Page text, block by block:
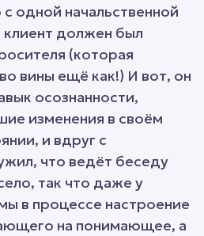
одной начальственной
должен был
(которая
вины ещё как!) И вот, он
осознанности,
изменения в своём
и вдруг с
что ведёт беседу
так что даже у
в процессе настроение
на понимающее, а